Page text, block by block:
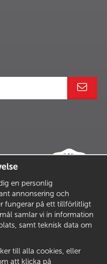
en personlig
annonsering och
fungerar på ett tillförlitligt
samlar vi in information
samt teknisk data om
till alla cookies, eller
att klicka på